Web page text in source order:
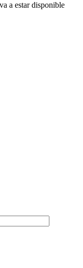
a estar disponible